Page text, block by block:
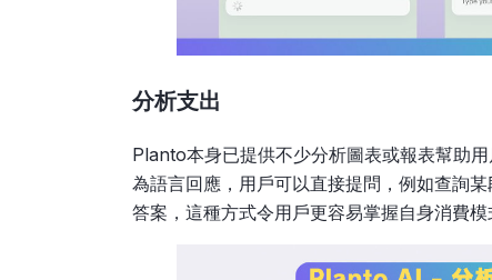
分析支出
Planto本身已提供不少分析圖表或報表幫助
為語言回應，用戶可以直接提問，例如查詢
答案，這種方式令用戶更容易掌握自身消費模